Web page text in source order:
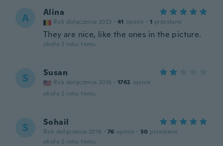
A Alina
Rok dołączenia 2023 · 41 opinie · 1 przesłane
They are nice, like the ones in the picture.
około 2 roku temu
S Susan
Rok dołączenia 2016 · 1762 opinie
około 2 roku temu
S Sohail
Rok dołączenia 2018 · 76 opinie · 30 przesłane
około 2 roku temu